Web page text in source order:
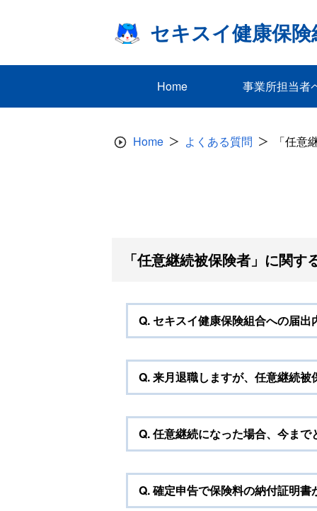
セキスイ健康保
Home 事業所担当者
Home よくある質問 「任意
「任意継続被保険者」に関す
Q. セキスイ健康保険組合への届
Q.来月退職しますが、任意継続
Q.任意継続になった場合、今まで
Q.確定申告で保険料の納付証明